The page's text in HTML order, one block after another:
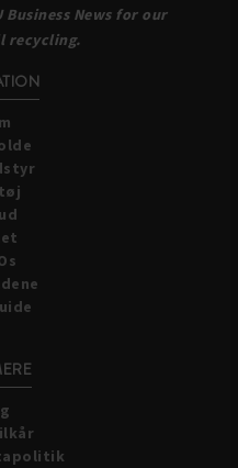
Business Newsfor our
recycling.